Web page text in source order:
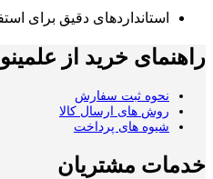
استانداردهای دقیق برای
راهنمای خرید از علمینو
نحوه ثبت سفارش
روش های ارسال کالا
شیوه های پرداخت
خدمات مشتریان